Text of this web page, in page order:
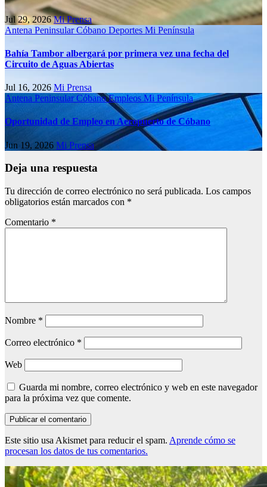
Jul 29, 2026Mi Prensa
Antena PeninsularCóbano Deportes Mi Península
Bahía Tambor albergará por primera vez una fecha del
Circuito de Aguas Abiertas
Jul 16, 2026 Mi Prensa
Antena PeninsularCóbanoEmpleos Mi Península
Oportunidad de Empleo en Aeropuerto de Cóbano
Jun 19, 2026 Mi Prensa
Deja una respuesta
Tu dirección de correo electrónico no será publicada. Los campos
obligatorios están marcados con *
Comentario *
Nombre *
Correo electrónico *
Web
Guarda mi nombre, correo electrónico y web en este navegador
para la próxima vez que comente.
Este sitio usa Akismet para reducir el spam. Aprende cómo se
procesan los datos de tus comentarios.